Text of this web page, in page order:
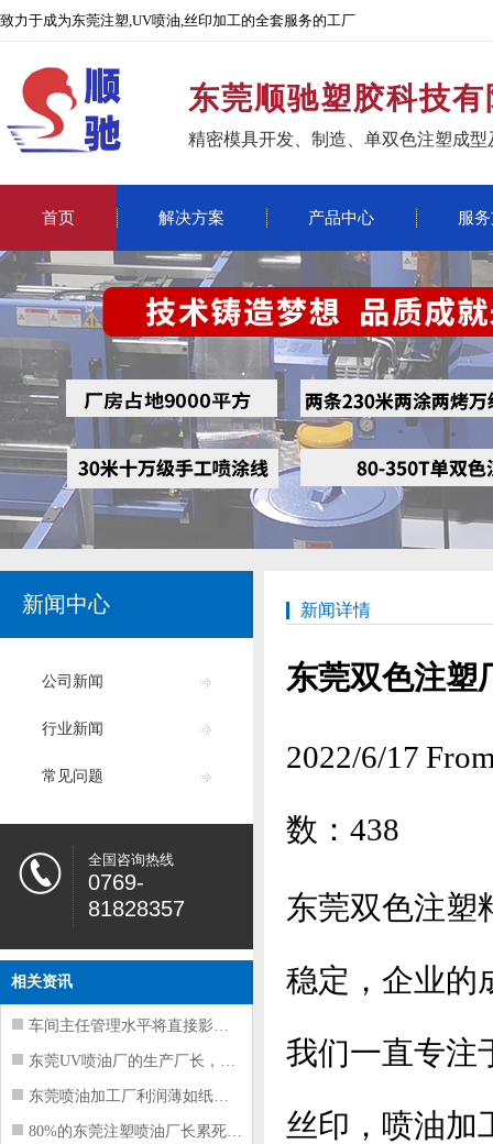
致力于成为东莞注塑,UV喷油,丝印加工的全套服务的工厂
东莞顺驰塑胶科技
精密模具开发、制造、单双色注塑成
首页 解决方案 产品中心 服
新闻中心
公司新闻
行业新闻
常见问题
全国咨询热线
0769-
81828357
相关资讯
车间主任管理水平将直接影响东莞注塑件
东莞UV喷油厂的生产厂长，到底在给工
东莞喷油加工厂利润薄如纸？这四项基本
80%的东莞注塑喷油厂长累死累活，利
新闻详情
东莞双色注塑
2022/6/17
数： 438
东莞双色注塑
稳定，企业的
我们一直专注
丝印，喷油加